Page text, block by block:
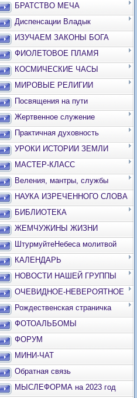
БРАТСТВО МЕЧА
Диспенсации Владык
ИЗУЧАЕМ ЗАКОНЫ БОГА
ФИОЛЕТОВОЕ ПЛАМЯ
КОСМИЧЕСКИЕ ЧАСЫ
МИРОВЫЕ РЕЛИГИИ
Посвящения на пути
Жертвенное служение
Практичная духовность
УРОКИ ИСТОРИИ ЗЕМЛИ
МАСТЕР-КЛАСС
Веления, мантры, службы
НАУКА ИЗРЕЧЕННОГО СЛОВА
БИБЛИОТЕКА
ЖЕМЧУЖИНЫ ЖИЗНИ
ШтурмуйтеНебеса молитвой
КАЛЕНДАРЬ
НОВОСТИ НАШЕЙ ГРУППЫ
ОЧЕВИДНОЕ-НЕВЕРОЯТНОЕ
Рождественская страничка
ФОТОАЛЬБОМЫ
ФОРУМ
МИНИ-ЧАТ
Обратная связь
МЫСЛЕФОРМА на 2023 год